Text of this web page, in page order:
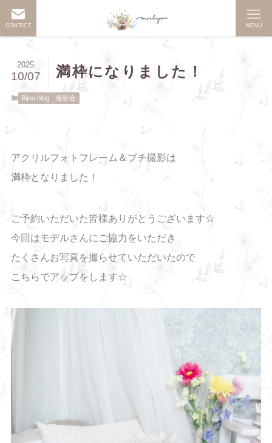
CONTACT MENU
満枠になりました！
2025
10/07
Bijou blog 撮影会
アクリルフォトフレーム＆プチ撮影は
満枠となりました！
ご予約いただいた皆様ありがとうございます☆
今回はモデルさんにご協力をいただき
たくさんお写真を撮らせていただいたので
こちらでアップをします☆